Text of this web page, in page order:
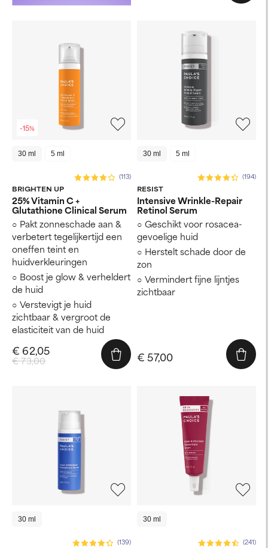
-15%
30 ml 5 ml
BRIGHTEN UP
(113)
25% Vitamin C +
Glutathione Clinical Serum
Pakt zonneschade aan &
verbetert tegelijkertijd een
oneffen teint en
huidverkleuringen
Boost je glow & verheldert
de huid
Verstevigt je huid
zichtbaar & vergroot de
elasticiteit van de huid
€ 73,00
€ 62,05
30 ml 5 ml
RESIST
(194)
Intensive Wrinkle-Repair
Retinol Serum
Geschikt voor rosacea-
gevoelige huid
Herstelt schade door de
zon
Vermindert fijne lijntjes
zichtbaar
€ 57,00
30 ml
(139)
30 ml
(241)